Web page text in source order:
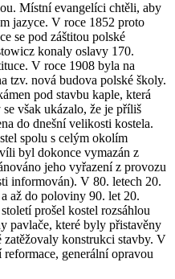
Místní evangelíci chtěli, aby
jazyce. V roce 1852 proto
se pod záštitou polské
konaly oslavy 170.
V roce 1908 byla na
tzv. nová budova polské školy.
pod stavbu kaple, která
však ukázalo, že je příliš
do dnešní velikosti kostela.
spolu s celým okolím
byl dokonce vymazán z
jeho vyřazení z provozu
informován). V 80. letech 20.
až do poloviny 90. let 20.
prošel kostel rozsáhlou
pavlače, které byly přistavěny
zatěžovaly konstrukci stavby. V
generální opravou